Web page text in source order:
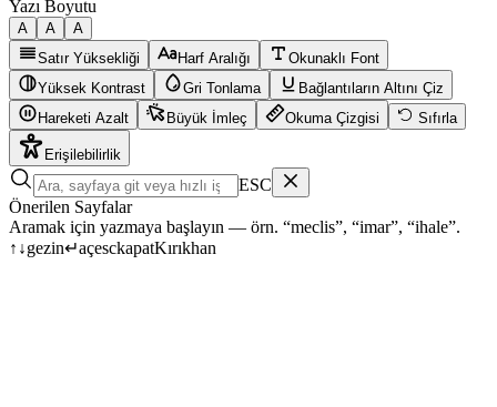
Yazı Boyutu
A A
A
Satır Yüksekliği
Harf Aralığı
Okunaklı Font
Yüksek Kontrast
Gri Tonlama
Bağlantıların Altını Çiz
Hareketi Azalt
Büyük İmleç Okuma Çizgisi Sıfırla
Erişilebilirlik
ESC
Önerilen Sayfalar
Aramak için yazmaya başlayın — örn. “meclis”, “imar”, “ihale”.
↑ ↓gezin↵açesckapatKırıkhan